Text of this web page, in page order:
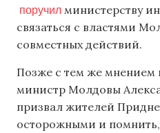
поручил министерству
связаться с властями
совместных действий.
Позже с тем же мнением
министр Молдовы
призвал жителей
осторожными и помнить,